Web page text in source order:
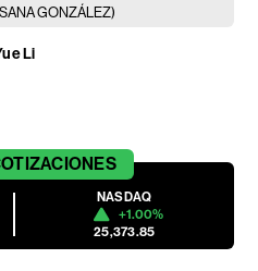
GONZÁLEZ)
Li
NASDAQ
+1.00%
25,373.85